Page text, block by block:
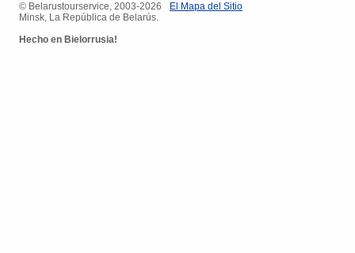
© ​Belarustourservice, 2003-2026
Minsk, La República de Belarús.
Hecho en Bielorrusia!
​El Mapa del Sitio